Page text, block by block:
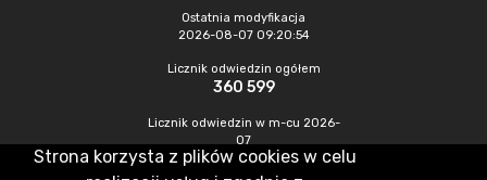
Ostatnia modyfikacja
2026-08-07 09:20:54
Licznik odwiedzin ogółem
360 599
Licznik odwiedzin w m-cu 2026-
07
1 244
Strona korzysta z plików cookies w celu